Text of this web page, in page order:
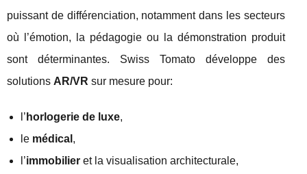
puissant de différenciation, notamment dans les secteurs
où l’émotion, la pédagogie ou la démonstration produit
sont déterminantes. Swiss Tomato développe des
solutions AR/VR sur mesure pour:
l’ horlogerie de luxe,
le médical ,
l’immobilier et la visualisation architecturale,